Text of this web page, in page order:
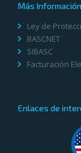
Más Información
Ley de
BASCNET
SIBASC
Facturación
Enlaces de